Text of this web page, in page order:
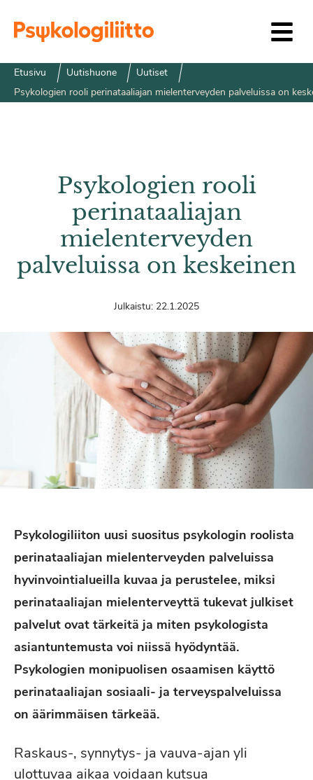
Etusivu Uutishuone
Uutiset
Psykologien rooli perinataaliajan mielenterveyden palveluissa on
Psykologien rooli
perinataaliajan
mielenterveyden
palveluissa on keskeinen
Julkaistu: 22.1.2025
Psykologiliiton uusi suositus psykologin roolista
perinataaliajan mielenterveyden palveluissa
hyvinvointialueilla kuvaa ja perustelee, miksi
perinataaliajan mielenterveyttä tukevat julkiset
palvelut ovat tärkeitä ja miten psykologista
asiantuntemusta voi niissä hyödyntää.
Psykologien monipuolisen osaamisen käyttö
perinataaliajan sosiaali- ja terveyspalveluissa
on äärimmäisen tärkeää.
Raskaus-, synnytys- ja vauva-ajan yli
ulottuvaa aikaa voidaan kutsua